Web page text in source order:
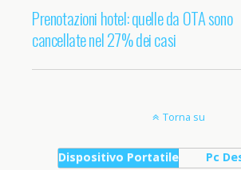
Prenotazioni hotel: quelle da OTA sono
cancellate nel 27% dei casi
Torna su
Dispositivo Portatile Pc